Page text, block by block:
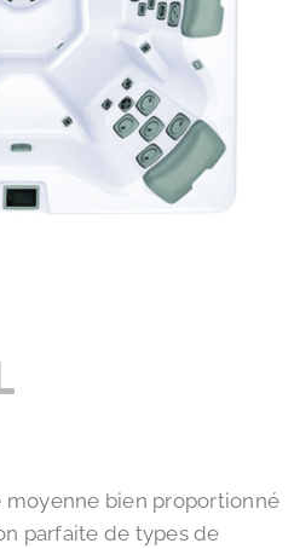
moyenne bien proportionné
parfaite de types de